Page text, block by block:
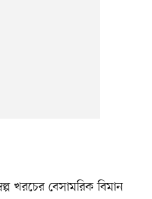
খরচের বেসামরিক বিমান